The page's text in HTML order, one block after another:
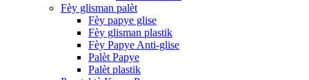
Fèy glisman palèt
Fèy papye glise
Fèy glisman plastik
Fèy Papye Anti-glise
Palèt Papye
Palèt plastik